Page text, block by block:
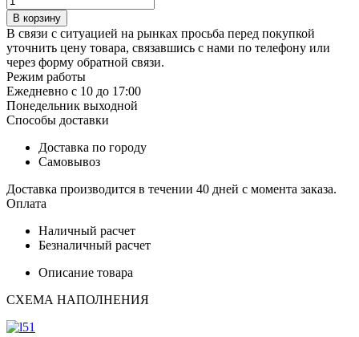
В корзину
В связи с ситуацией на рынках просьба перед покупкой
уточнить цену товара, связавшись с нами по телефону или
через форму обратной связи.
Режим работы
Ежедневно с 10 до 17:00
Понедельник выходной
Способы доставки
Доставка по городу
Самовывоз
Доставка производится в течении 40 дней с момента заказа.
Оплата
Наличный расчет
Безналичный расчет
Описание товара
СХЕМА НАПОЛНЕНИЯ